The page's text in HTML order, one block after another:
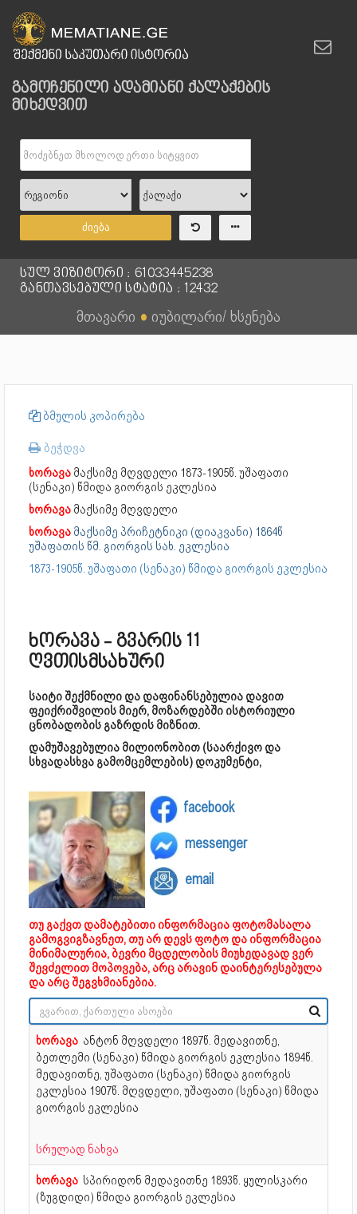
გამოჩენილი ადამიანი ქალაქების
მიხედვით
ძიება
სულ ვიზიტორი : 61033445238
განთავსებული სტატია : 12432
მთავარი ● იუბილარი/ ხსენება
ბმულის კოპირება
ბეჭდვა
ხორავა მაქსიმე მღვდელი 1873-1905წ. უშაფათი
(სენაკი) წმიდა გიორგის ეკლესია
ხორავა მაქსიმე მღვდელი
ხორავა მაქსიმე პრიჩეტნიკი (დიაკვანი) 1864წ
უშაფათის წმ. გიორგის სახ. ეკლესია
1873-1905წ. უშაფათი (სენაკი) წმიდა გიორგის ეკლესია
ხორავა - გვარის 11
ღვთისმსახური
საიტი შექმნილი და დაფინანსებულია დავით
ფეიქრიშვილის მიერ, მოზარდებში ისტორიული
ცნობადობის გაზრდის მიზნით.
დამუშავებულია მილიონობით (საარქივო და
სხვადასხვა გამომცემლების) დოკუმენტი,
facebook
messenger
email
თუ გაქვთ დამატებითი ინფორმაცია ფოტომასალა
გამოგვიგზავნეთ, თუ არ დევს ფოტო და ინფორმაცია
მინიმალურია, ბევრი მცდელობის მიუხედავად ვერ
შევძელით მოპოვება, არც არავინ დაინტერესებულა
და არც შეგვხმიანებია.
ხორავა ანტონ მღვდელი 1897წ. მედავითნე,
ბეთლემი (სენაკი) წმიდა გიორგის ეკლესია 1894წ.
მედავითნე, უშაფათი (სენაკი) წმიდა გიორგის
ეკლესია 1907წ. მღვდელი, უშაფათი (სენაკი) წმიდა
გიორგის ეკლესია
სრულად ნახვა
ხორავა სპირიდონ მედავითნე 1893წ. ყულისკარი
(ზუგდიდი) წმიდა გიორგის ეკლესია